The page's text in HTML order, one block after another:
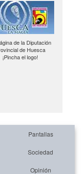
de la Diputación
de Huesca
¡Pincha el logo!
Pantallas
Sociedad
Opinión